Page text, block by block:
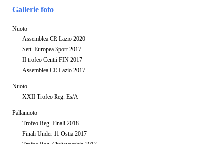
Gallerie foto
Nuoto
Assemblea CR Lazio 2020
Sett. Europea Sport 2017
II trofeo Centri FIN 2017
Assemblea CR Lazio 2017
Nuoto
XXII Trofeo Reg. Es/A
Pallanuoto
Trofeo Reg. Finali 2018
Finali Under 11 Ostia 2017